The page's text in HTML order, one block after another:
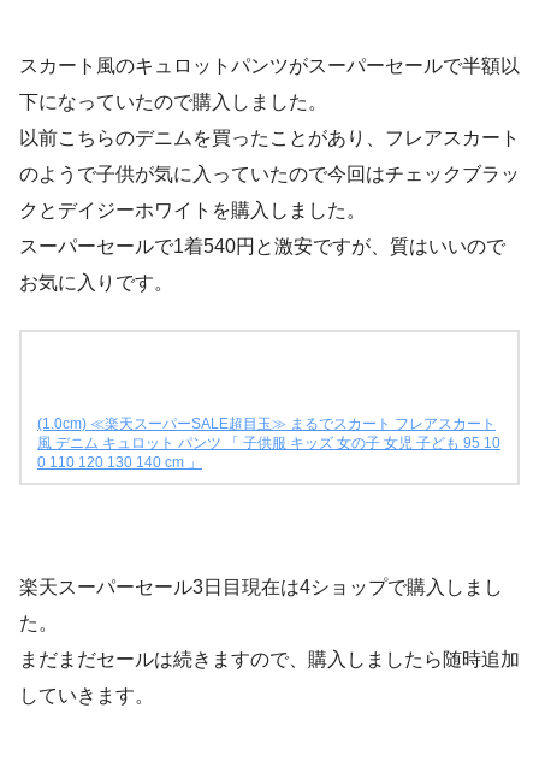
スカート風のキュロットパンツがスーパーセールで半額以
下になっていたので購入しました。
以前こちらのデニムを買ったことがあり、フレアスカート
のようで子供が気に入っていたので今回はチェックブラッ
クとデイジーホワイトを購入しました。
スーパーセールで1着540円と激安ですが、質はいいので
お気に入りです。
(1.0cm) ≪楽天スーパーSALE超目玉≫ まるでスカート フレアスカート
風 デニム キュロット パンツ 「 子供服 キッズ 女の子 女児 子ども 95 10
0 110 120 130 140 cm 」
楽天スーパーセール3日目現在は4ショップで購入しまし
た。
まだまだセールは続きますので、購入しましたら随時追加
していきます。